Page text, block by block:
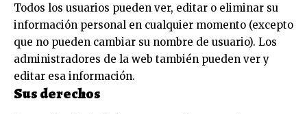
Todos los usuarios pueden ver, editar o eliminar su
información personal en cualquier momento (excepto
que no pueden cambiar su nombre de usuario). Los
administradores de la web también pueden ver y
editar esa información.
Sus derechos